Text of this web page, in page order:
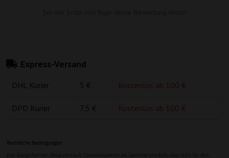
Express-Versand
DHL Kurier 5 € Kostenlos ab 100 €
DPD Kurier 7,5 € Kostenlos ab 100 €